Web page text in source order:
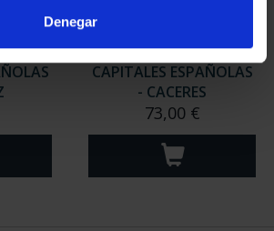
Denegar
CAPITALES ESPAÑOLAS
- CACERES
73,00 €